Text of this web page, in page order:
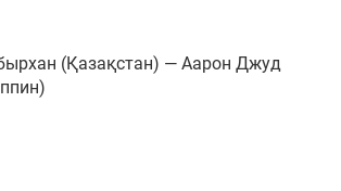
(Қазақстан) — Аарон Джуд